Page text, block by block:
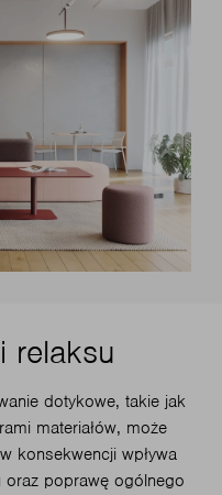
relaksu
dotykowe, takie jak
materiałów, może
konsekwencji wpływa
oraz poprawę ogólnego